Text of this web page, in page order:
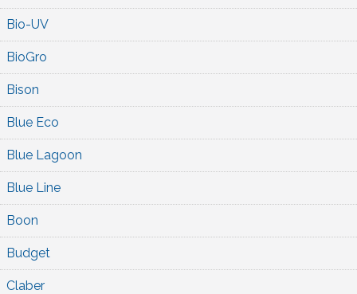
Bio-UV
BioGro
Bison
Blue Eco
Blue Lagoon
Blue Line
Boon
Budget
Claber